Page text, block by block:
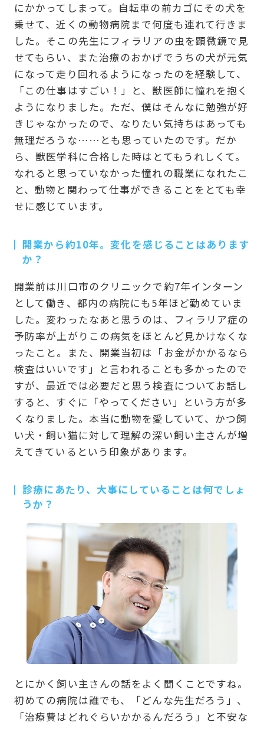
にかかってしまって。自転車の前カゴにその犬を
乗せて、近くの動物病院まで何度も連れて行きま
した。そこの先生にフィラリアの虫を顕微鏡で見
せてもらい、また治療のおかげでうちの犬が元気
になって走り回れるようになったのを経験して、
「この仕事はすごい！」と、獣医師に憧れを抱く
ようになりました。ただ、僕はそんなに勉強が好
きじゃなかったので、なりたい気持ちはあっても
無理だろうな……とも思っていたのです。だか
ら、獣医学科に合格した時はとてもうれしくて。
なれると思っていなかった憧れの職業になれたこ
と、動物と関わって仕事ができることをとても幸
せに感じています。
開業から約10年。変化を感じることはあります
か？
開業前は川口市のクリニックで約7年インターン
として働き、都内の病院にも5年ほど勤めていま
した。変わったなあと思うのは、フィラリア症の
予防率が上がりこの病気をほとんど見かけなくな
ったこと。また、開業当初は「お金がかかるなら
検査はいいです」と言われることも多かったので
すが、最近では必要だと思う検査についてお話し
すると、すぐに「やってください」という方が多
くなりました。本当に動物を愛していて、かつ飼
い犬・飼い猫に対して理解の深い飼い主さんが増
えてきているという印象があります。
診療にあたり、大事にしていることは何でしょ
うか？
とにかく飼い主さんの話をよく聞くことですね。
初めての病院は誰でも、「どんな先生だろう」、
「治療費はどれぐらいかかるんだろう」と不安な